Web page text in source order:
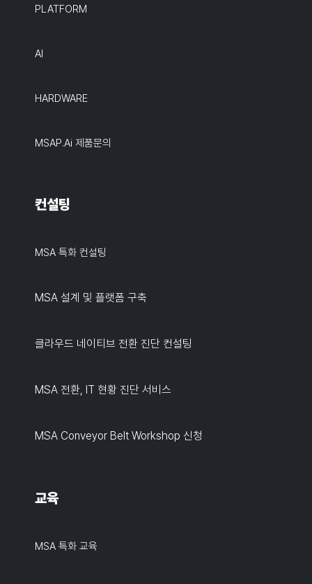
PLATFORM
AI
HARDWARE
MSAP.ai 제품문의
컨설팅
MSA 특화 컨설팅
MSA 설계 및 플랫폼 구축
클라우드 네이티브 전환 진단 컨설팅
MSA 전환, IT 현황 진단 서비스
MSA Conveyor Belt Workshop 신청
교육
MSA 특화 교육